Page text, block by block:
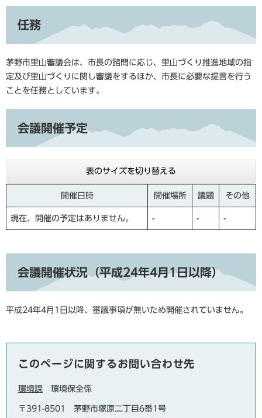
任務
茅野市里山審議会は、市長の諮問に応じ、里山づくり推進地域の指
定及び里山づくりに関し審議をするほか、市長に必要な提言を行う
ことを任務としています。
会議開催予定
表のサイズを切り替える
開催日時 開催場所 議題 その他
現在、開催の予定はありません。 - - -
会議開催状況（平成24年4月1日以降）
平成24年4月1日以降、審議事項が無いため開催されていません。
このページに関するお問い合わせ先
環境課 環境保全係
〒391-8501
茅野市塚原二丁目6番1号